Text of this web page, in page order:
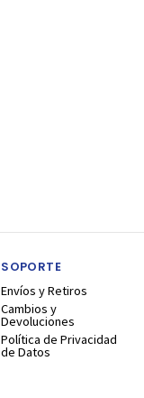
SOPORTE
Envíos y Retiros
Cambios y
Devoluciones
Política de Privacidad
de Datos